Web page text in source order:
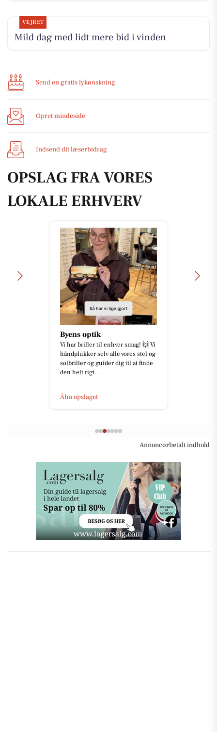
VEJRET
Mild dag med lidt mere bid i vinden
Send en gratis lykønskning
Opret mindeside
Indsend dit læserbidrag
OPSLAG FRA VORES
LOKALE ERHVERV
SPAR SKALLERUP A/S
Der er skarpe priser på
programmet i ugens avis til din
sensommer! Her ser du nogle af
hverdagens favoritter 🧀Klovborg
Åbn opslaget
Annoncørbetalt indhold